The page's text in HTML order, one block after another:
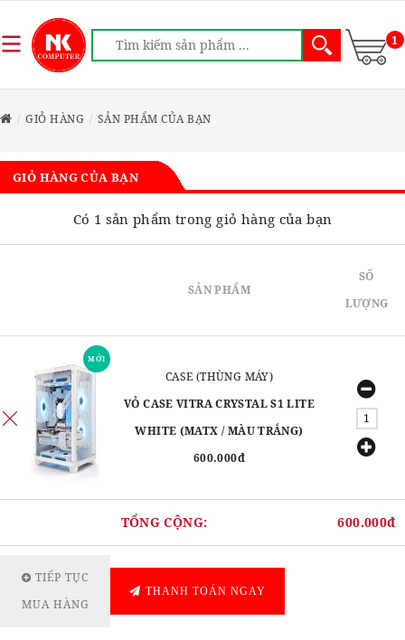
1
GIỎ HÀNG SẢN PHẨM CỦA BẠN
GIỎ HÀNG CỦA BẠN
Có 1 sản phẩm trong giỏ hàng của bạn
SẢN PHẨM
SỐ
LƯỢNG
MỚI
CASE (THÙNG MÁY)
VỎ CASE VITRA CRYSTAL S1 LITE
WHITE (MATX / MÀU TRẮNG)
600.000đ
TỔNG CỘNG: 600.000đ
TIẾP TỤC
MUA HÀNG
THANH TOÁN NGAY